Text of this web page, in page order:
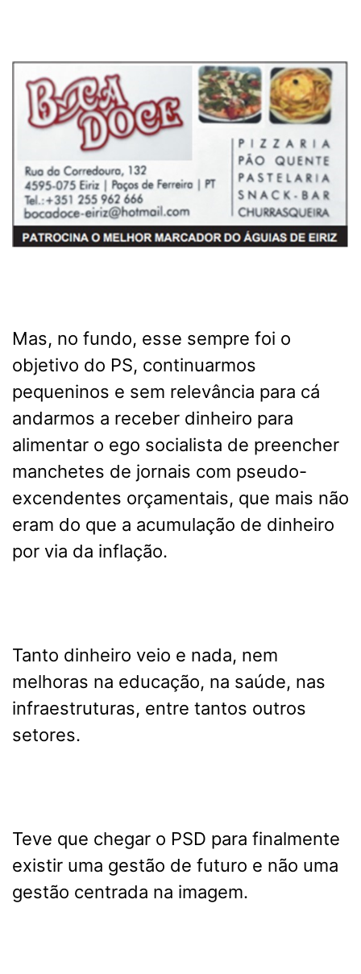
Mas, no fundo, esse sempre foi o
objetivo do PS, continuarmos
pequeninos e sem relevância para cá
andarmos a receber dinheiro para
alimentar o ego socialista de preencher
manchetes de jornais com pseudo-
excendentes orçamentais, que mais não
eram do que a acumulação de dinheiro
por via da inflação.
Tanto dinheiro veio e nada, nem
melhoras na educação, na saúde, nas
infraestruturas, entre tantos outros
setores.
Teve que chegar o PSD para finalmente
existir uma gestão de futuro e não uma
gestão centrada na imagem.